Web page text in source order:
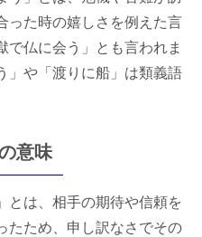
った時の嬉しさを例えた言
で仏に会う」とも言われま
」や「渡りに船」は類義語
意味
とは、相手の期待や信頼を
たため、申し訳なさでその